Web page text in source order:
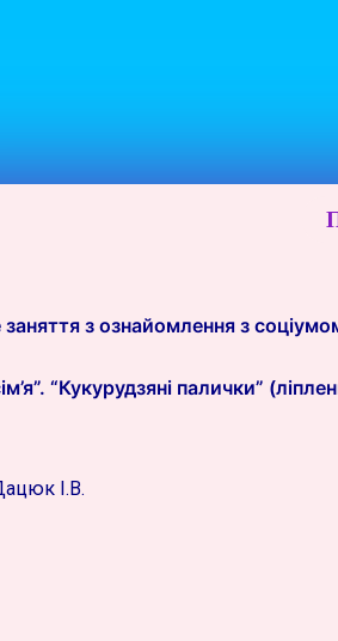
заняття з ознайомлення з
“Кукурудзяні палички”
І.В.